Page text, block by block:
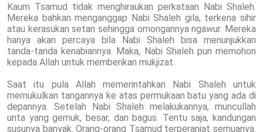
Kaum Tsamud tidak menghiraukan perkataan Nabi Shaleh.
Mereka bahkan menganggap Nabi Shaleh gila, terkena sihir
atau kerasukan setan sehingga omongannya ngawur. Mereka
hanya akan percaya bila Nabi Shaleh bisa menunjukkan
tanda-tanda kenabiannya. Maka, Nabi Shaleh pun memohon
kepada Allah untuk memberikan mukjizat.
Saat itu pula Allah memerintahkan Nabi Shaleh untuk
memukulkan tangannya ke atas permukaan batu yang ada di
depannya. Setelah Nabi Shaleh melakukannya, muncullah
unta yang gemuk, besar, dan bagus. Tentu saja, kandungan
susunya banyak. Orang-orang Tsamud terperanjat semuanya.